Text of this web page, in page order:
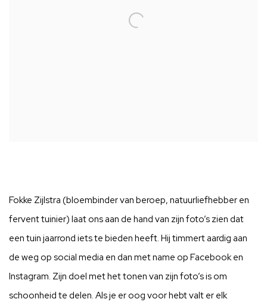
Fokke Zijlstra (bloembinder van beroep, natuurliefhebber en
fervent tuinier) laat ons aan de hand van zijn foto’s zien dat
een tuin jaarrond iets te bieden heeft. Hij timmert aardig aan
de weg op social media en dan met name op Facebook en
Instagram. Zijn doel met het tonen van zijn foto’s is om
schoonheid te delen. Als je er oog voor hebt valt er elk